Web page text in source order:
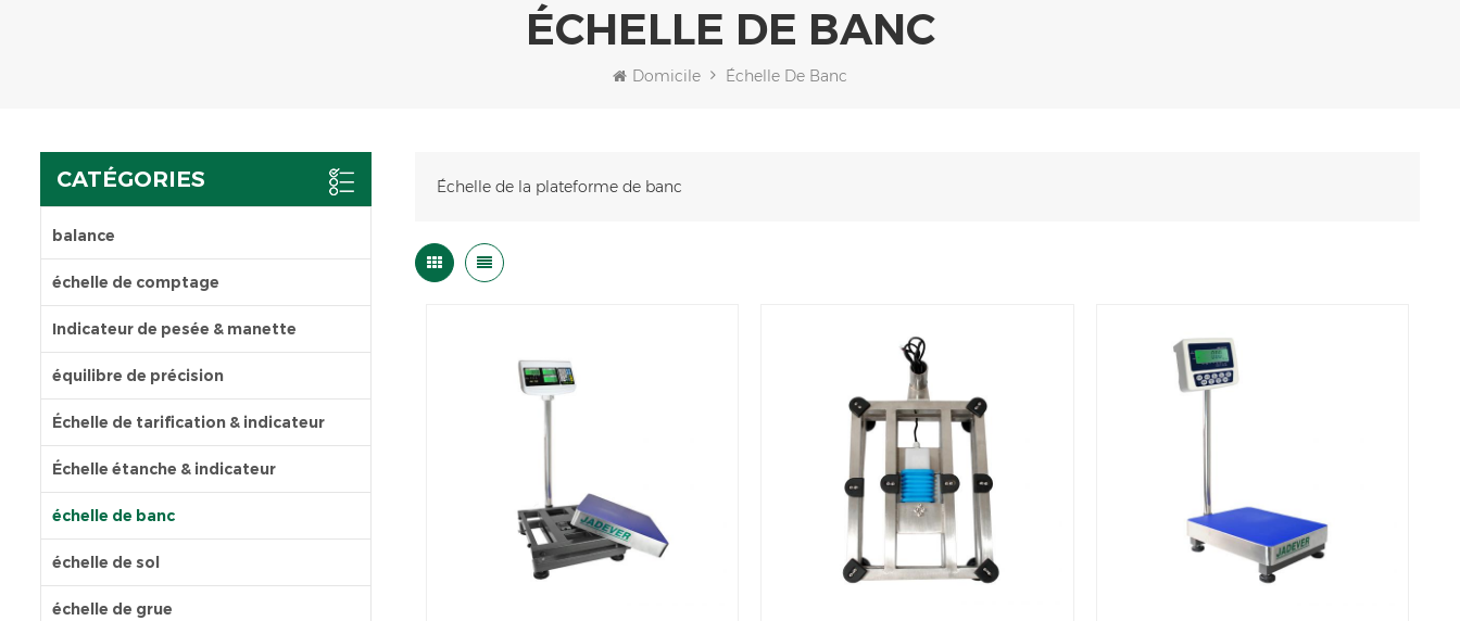
ÉCHELLE DE BANC
Domicile Échelle De Banc
CATÉGORIES
balance
échelle de comptage
Indicateur de pesée & manette
équilibre de précision
Échelle de tarification & indicateur
Échelle étanche & indicateur
échelle de banc
échelle de sol
échelle de grue
Échelle de la plateforme de banc